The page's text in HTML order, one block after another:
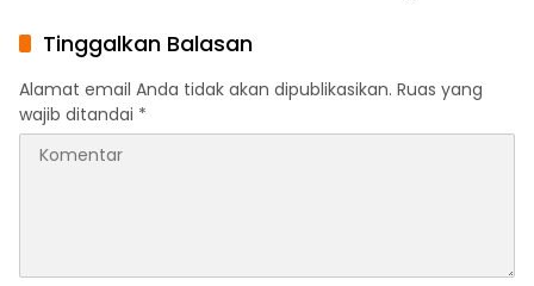
Membangun Solidaritas
Kepemimpinan Bangsa
Tinggalkan Balasan
Alamat email Anda tidak akan dipublikasikan. Ruas yang
wajib ditandai *